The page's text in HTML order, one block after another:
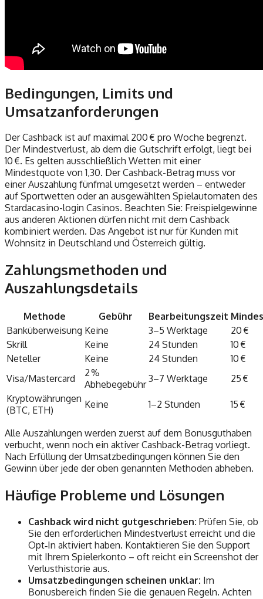
Bedingungen, Limits und
Umsatzanforderungen
Der Cashback ist auf maximal 200 € pro Woche begrenzt.
Der Mindestverlust, ab dem die Gutschrift erfolgt, liegt bei
10 €. Es gelten ausschließlich Wetten mit einer
Mindestquote von 1,30. Der Cashback-Betrag muss vor
einer Auszahlung fünfmal umgesetzt werden – entweder
auf Sportwetten oder an ausgewählten Spielautomaten des
Stardacasino-login Casinos. Beachten Sie: Freispielgewinne
aus anderen Aktionen dürfen nicht mit dem Cashback
kombiniert werden. Das Angebot ist nur für Kunden mit
Wohnsitz in Deutschland und Österreich gültig.
Zahlungsmethoden und
Auszahlungsdetails
Methode Gebühr Bearbeitungszeit
Banküberweisung Keine 3–5 Werktage
20 €
Skrill
Keine 24 Stunden
10 €
Neteller
Keine 24 Stunden
10 €
Visa/Mastercard
2 %
Abhebegebühr 3–7 Werktage
25 €
Kryptowährungen
(BTC, ETH)
Keine 1–2 Stunden 15 €
Alle Auszahlungen werden zuerst auf dem Bonusguthaben
verbucht, wenn noch ein aktiver Cashback-Betrag vorliegt.
Nach Erfüllung der Umsatzbedingungen können Sie den
Gewinn über jede der oben genannten Methoden abheben.
Häufige Probleme und Lösungen
Cashback wird nicht gutgeschrieben: Prüfen Sie, ob
Sie den erforderlichen Mindestverlust erreicht und die
Opt‑In aktiviert haben. Kontaktieren Sie den Support
mit Ihrem Spielerkonto – oft reicht ein Screenshot der
Verlusthistorie aus.
Umsatzbedingungen scheinen unklar: Im
Bonusbereich finden Sie die genauen Regeln. Achten